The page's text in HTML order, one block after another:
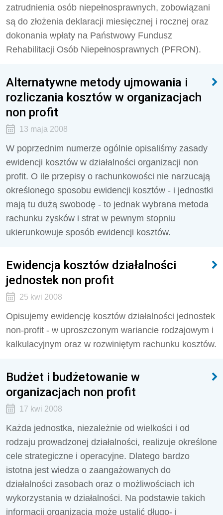
zatrudnienia osób niepełnosprawnych, zobowiązani
są do złożenia deklaracji miesięcznej i rocznej oraz
dokonania wpłaty na Państwowy Fundusz
Rehabilitacji Osób Niepełnosprawnych (PFRON).
Alternatywne metody ujmowania i
rozliczania kosztów w organizacjach
non profit
13 maja 2008
W poprzednim numerze ogólnie opisaliśmy zasady
ewidencji kosztów w działalności organizacji non
profit. O ile przepisy o rachunkowości nie narzucają
określonego sposobu ewidencji kosztów - i jednostki
mają tu dużą swobodę - to jednak wybrana metoda
rachunku zysków i strat w pewnym stopniu
ukierunkowuje sposób ewidencji kosztów.
Ewidencja kosztów działalności
jednostek non profit
25 kwi 2008
Opisujemy ewidencję kosztów działalności jednostek
non-profit - w uproszczonym wariancie rodzajowym i
kalkulacyjnym oraz w rozwiniętym rachunku kosztów.
Budżet i budżetowanie w
organizacjach non profit
17 kwi 2008
Każda jednostka, niezależnie od wielkości i od
rodzaju prowadzonej działalności, realizuje określone
cele strategiczne i operacyjne. Dlatego bardzo
istotna jest wiedza o zaangażowanych do
działalności zasobach oraz o możliwościach ich
wykorzystania w działalności. Na podstawie takich
informacji organizacja może ustalić długo- i